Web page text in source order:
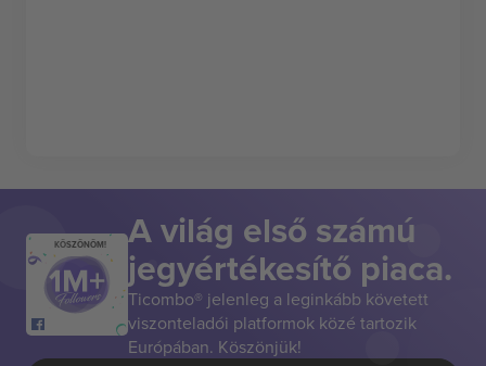
KÖSZÖNÖM! A világ első számú
jegyértékesítő piaca.
Ticombo® jelenleg a leginkább követett
viszonteladói platformok közé tartozik
Európában. Köszönjük!